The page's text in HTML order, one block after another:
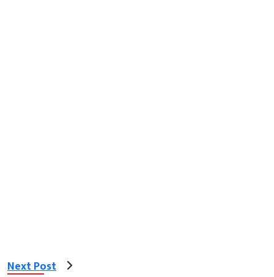
Next Post